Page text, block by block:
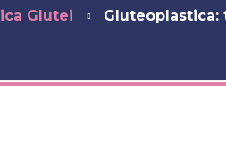
Glutei Gluteoplastica: